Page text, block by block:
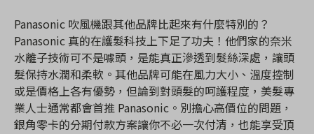
Panasonic 吹風機跟其他品牌比起來有什麼特別的？
Panasonic 真的在護髮科技上下足了功夫！他們家的奈米
水離子技術可不是噱頭，是能真正滲透到髮絲深處，讓頭
髮保持水潤和柔軟。其他品牌可能在風力大小、溫度控制
或是價格上各有優勢，但論到對頭髮的呵護程度，美髮專
業人士通常都會首推 Panasonic。別擔心高價位的問題，
銀角零卡的分期付款方案讓你不必一次付清，也能享受頂